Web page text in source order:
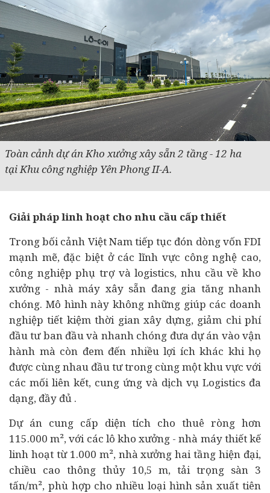
Toàn cảnh dự án Kho xưởng xây sẵn 2 tầng - 12 ha
tại Khu công nghiệp Yên Phong II-A.
Giải pháp linh hoạt cho nhu cầu cấp thiết
Trong bối cảnh Việt Nam tiếp tục đón dòng vốn FDI
mạnh mẽ, đặc biệt ở các lĩnh vực công nghệ cao,
công nghiệp phụ trợ và logistics, nhu cầu về kho
xưởng - nhà máy xây sẵn đang gia tăng nhanh
chóng. Mô hình này không những giúp các doanh
nghiệp tiết kiệm thời gian xây dựng, giảm chi phí
đầu tưban đầu và nhanh chóng đưa dự án vào vận
hành mà còn đem đến nhiều lợi ích khác khi họ
được cùng nhau đầu tư trong cùng một khu vực với
các mối liên kết, cung ứng và dịch vụ Logistics đa
dạng, đầy đủ .
Dự án cung cấp diện tích cho thuê ròng hơn
115.000 m², với các lô kho xưởng - nhà máy thiết kế
linh hoạt từ 1.000 m², nhà xưởng hai tầng hiện đại,
chiều cao thông thủy 10,5 m, tải trọng sàn 3
tấn/m², phù hợp cho nhiều loại hình sản xuất tiên